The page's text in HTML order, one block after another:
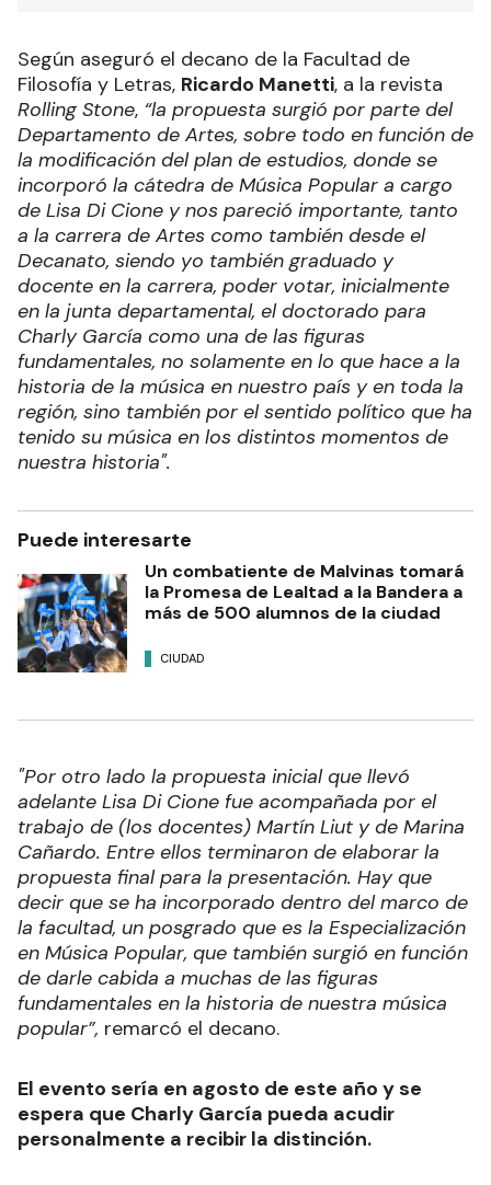
Según aseguró el decano de la Facultad de
Filosofía y Letras, Ricardo Manetti, a la revista
Rolling Stone, “la propuesta surgió por parte del
Departamento de Artes, sobre todo en función de
la modificación del plan de estudios, donde se
incorporó la cátedra de Música Popular a cargo
de Lisa Di Cione y nos pareció importante, tanto
a la carrera de Artes como también desde el
Decanato, siendo yo también graduado y
docente en la carrera, poder votar, inicialmente
en la junta departamental, el doctorado para
Charly García como una de las figuras
fundamentales, no solamente en lo que hace a la
historia de la música en nuestro país y en toda la
región, sino también por el sentido político que ha
tenido su música en los distintos momentos de
nuestra historia".
Puede interesarte
Un combatiente de Malvinas tomará
la Promesa de Lealtad a la Bandera a
más de 500 alumnos de la ciudad
CIUDAD
"Por otro lado la propuesta inicial que llevó
adelante Lisa Di Cione fue acompañada por el
trabajo de (los docentes) Martín Liut y de Marina
Cañardo. Entre ellos terminaron de elaborar la
propuesta final para la presentación. Hay que
decir que se ha incorporado dentro del marco de
la facultad, un posgrado que es la Especialización
en Música Popular, que también surgió en función
de darle cabida a muchas de las figuras
fundamentales en la historia de nuestra música
popular”, remarcó el decano.
El evento sería en agosto de este año y se
espera que Charly García pueda acudir
personalmente a recibir la distinción.